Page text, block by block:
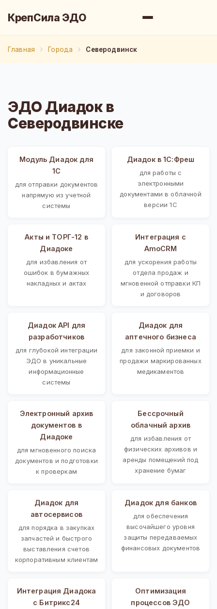
КрепСила ЭДО
Главная Города Северодвинск
ЭДО Диадок в
Северодвинске
Модуль Диадок для
1С
для отправки документов
напрямую из учетной
системы
Диадок в 1С:Фреш
для работы с
электронными
документами в облачной
версии 1С
Акты и ТОРГ-12 в
Диадоке
для избавления от
ошибок в бумажных
накладных и актах
Интеграция с
AmoCRM
для ускорения работы
отдела продаж и
мгновенной отправки КП
и договоров
Диадок API для
разработчиков
для глубокой интеграции
ЭДО в уникальные
информационные
системы
Диадок для
аптечного бизнеса
для законной приемки и
продажи маркированных
медикаментов
Электронный архив
документов в
Диадоке
для мгновенного поиска
документов и подготовки
к проверкам
Бессрочный
облачный архив
для избавления от
физических архивов и
аренды помещений под
хранение бумаг
Диадок для
автосервисов
для порядка в закупках
запчастей и быстрого
выставления счетов
корпоративным клиентам
Диадок для банков
для обеспечения
высочайшего уровня
защиты передаваемых
финансовых документов
Интеграция Диадока
с Битрикс24
Оптимизация
процессов ЭДО